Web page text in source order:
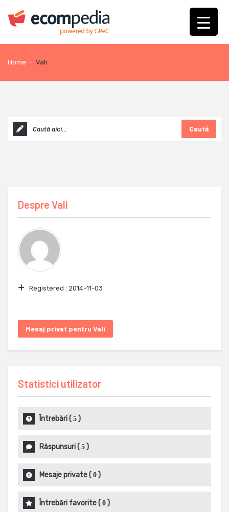
Home - Vali
Caută
Despre Vali
Registered : 2014-11-03
Mesaj privat pentru Vali
Statistici utilizator
Întrebări( 5 )
Răspunsuri( 5 )
Mesaje private( 0 )
Întrebări favorite( 0 )